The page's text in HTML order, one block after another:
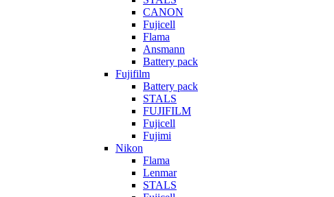
CANON
Fujicell
Flama
Ansmann
Battery pack
Fujifilm
Battery pack
STALS
FUJIFILM
Fujicell
Fujimi
Nikon
Flama
Lenmar
STALS